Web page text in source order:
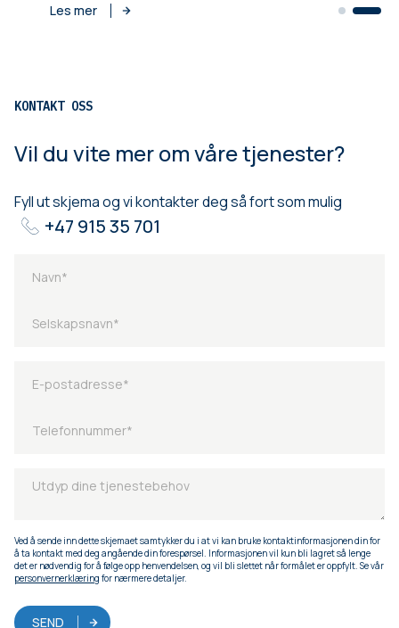
Les mer
KONTAKT OSS
Vil du vite mer om våre tjenester?
Fyll ut skjema og vi kontakter deg så fort som mulig
+47 915 35 701
Ved å sende inn dette skjemaet samtykker du i at vi kan bruke kontaktinformasjonen din for
å ta kontakt med deg angående din forespørsel. Informasjonen vil kun bli lagret så lenge
det er nødvendig for å følge opp henvendelsen, og vil bli slettet når formålet er oppfylt. Se vår
personvernerklæring for nærmere detaljer.